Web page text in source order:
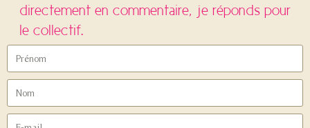
directement en commentaire, je réponds pour
le collectif.